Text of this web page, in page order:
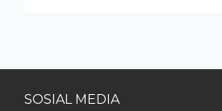
SOSIAL MEDIA